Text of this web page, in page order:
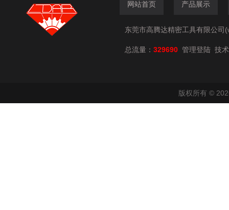
网站首页 产品展示
东莞市高腾达精密工具有限公司
总流量： 329690 管理登陆 技
版权所有 ©